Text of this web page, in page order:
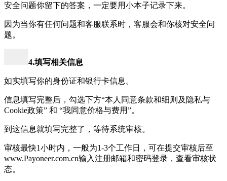
安全问题你留下的答案，一定要用小本子记录下来。
因为当你有任何问题和客服联系时，客服会和你核对安全问
题。
4.填写相关信息
如实填写你的身份证和银行卡信息。
信息填写完整后，勾选下方“本人同意条款和细则及隐私与
Cookie政策” 和 “我同意价格与费用”。
到这信息就填写完整了，等待系统审核。
审核最快1小时内，一般为1-3个工作日，可在提交审核后至
www.Payoneer.com.cn输入注册邮箱和密码登录，查看审核状
态。